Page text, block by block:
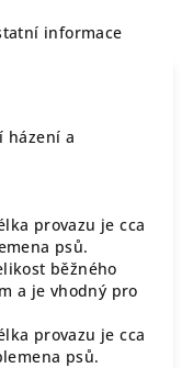
informace
házení a
provazu je cca
psů.
běžného
a je vhodný pro
provazu je cca
psů.